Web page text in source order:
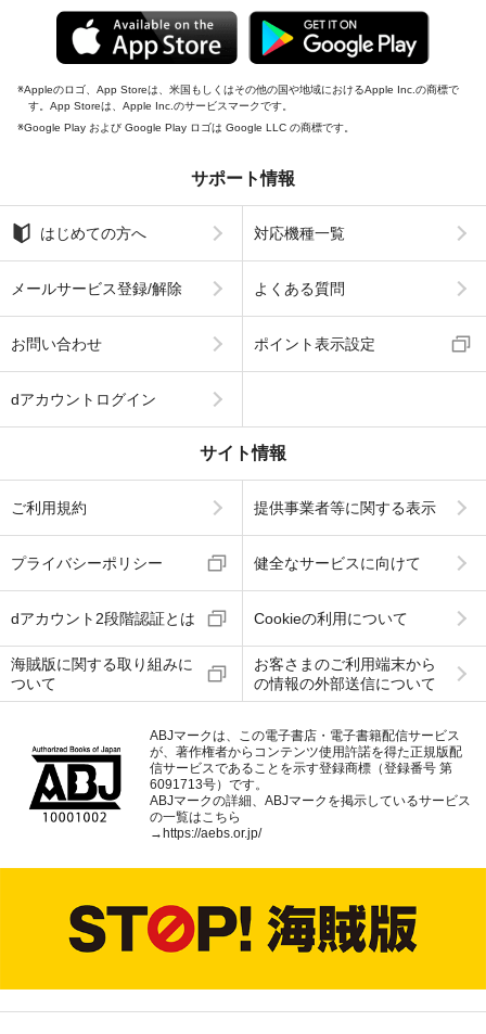
Appleのロゴ、App Storeは、米国もしくはその他の国や地域におけるApple Inc.の商標で
す。App Storeは、Apple Inc.のサービスマークです。
Google Play および Google Play ロゴは Google LLC の商標です。
サポート情報
はじめての方へ 対応機種一覧
メールサービス登録/解除 よくある質問
お問い合わせ ポイント表示設定
dアカウントログイン
サイト情報
ご利用規約 提供事業者等に関する表示
プライバシーポリシー 健全なサービスに向けて
dアカウント2段階認証とは Cookieの利用について
海賊版に関する取り組みに
ついて
お客さまのご利用端末から
の情報の外部送信について
ABJマークは、この電子書店・電子書籍配信サービス
が、著作権者からコンテンツ使用許諾を得た正規版配
信サービスであることを示す登録商標（登録番号 第
6091713号）です。
ABJマークの詳細、ABJマークを掲示しているサービス
の一覧はこちら
→https://aebs.or.jp/